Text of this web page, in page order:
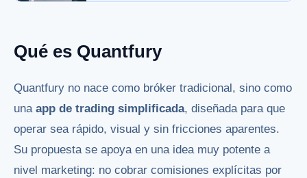
Qué es Quantfury
Quantfury no nace como bróker tradicional, sino como
una app de trading simplificada, diseñada para que
operar sea rápido, visual y sin fricciones aparentes.
Su propuesta se apoya en una idea muy potente a
nivel marketing: no cobrar comisiones explícitas por